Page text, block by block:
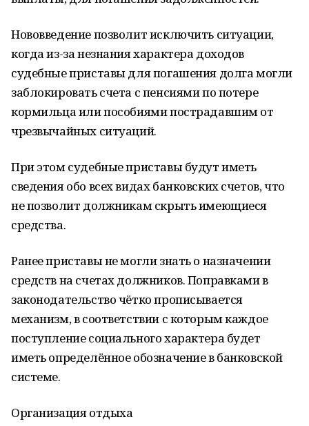
Нововведение позволит исключить ситуации,
когда из-за незнания характера доходов
судебные приставы для погашения долга могли
заблокировать счета с пенсиями по потере
кормильца или пособиями пострадавшим от
чрезвычайных ситуаций.
При этом судебные приставы будут иметь
сведения обо всех видах банковских счетов, что
не позволит должникам скрыть имеющиеся
средства.
Ранее приставы не могли знать о назначении
средств на счетах должников. Поправками в
законодательство чётко прописывается
механизм, в соответствии с которым каждое
поступление социального характера будет
иметь определённое обозначение в банковской
системе.
Организация отдыха